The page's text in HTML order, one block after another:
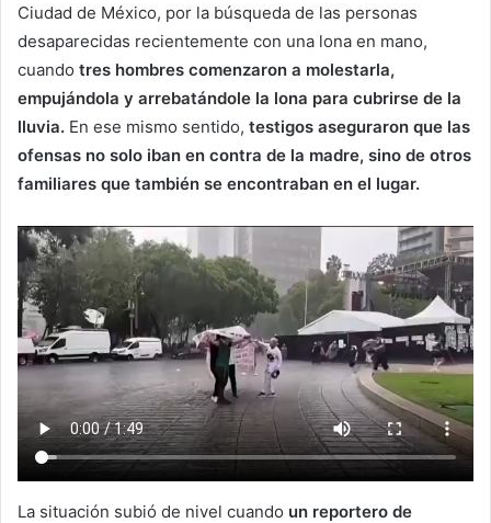
Ciudad de México, por la búsqueda de las personas
desaparecidas recientemente con una lona en mano,
cuando tres hombres comenzaron a molestarla,
empujándola y arrebatándole la lona para cubrirse de la
lluvia. En ese mismo sentido, testigos aseguraron que las
ofensas no solo iban en contra de la madre, sino de otros
familiares que también se encontraban en el lugar.
La situación subió de nivel cuando un reportero de